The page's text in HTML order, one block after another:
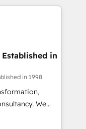
Platform
Award -
Salesforce,
Hub, Data
ISO
certified •
framework,
Established in
in 1998
We
to